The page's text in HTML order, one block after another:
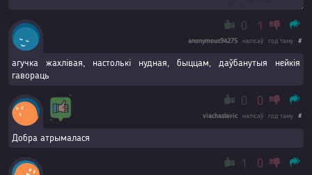
0 1
anonymous94275 напісаў год таму #
агучка жахлівая, настолькі нудная, быццам, даўбанутыя нейкія
гавораць
0 0
viachaslavic напісаў год таму #
Добра атрымалася
1 0